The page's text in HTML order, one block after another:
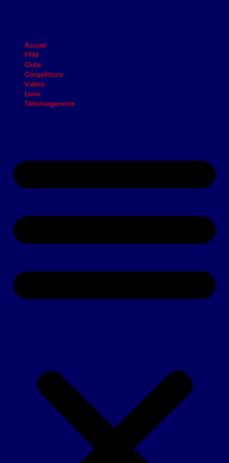
Accueil
FFM
Clubs
Compétitions
Vidéos
Liens
Téléchargements